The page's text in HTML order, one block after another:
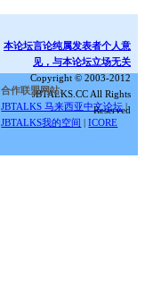
本论坛言论纯属发表者个人意
见，与本论坛立场无关
Copyright © 2003-2012
JBTALKS.CC All Rights
Reserved
合作联盟网站:
JBTALKS 马来西亚中文论坛 |
JBTALKS我的空间 |ICORE